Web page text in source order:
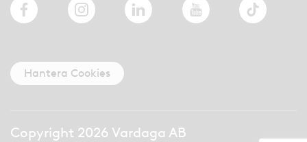
FacebookInstagramLinkedIn YouTube TikTok
Hantera Cookies
Copyright 2026 Vardaga AB